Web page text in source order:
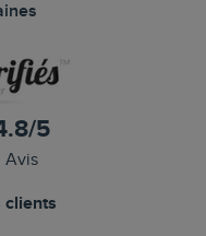
5
Avis
clients